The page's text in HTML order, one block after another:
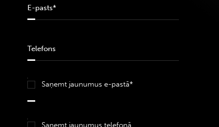
Saņemt jaunumus e-pastā*
Saņemt jaunumus telefonā